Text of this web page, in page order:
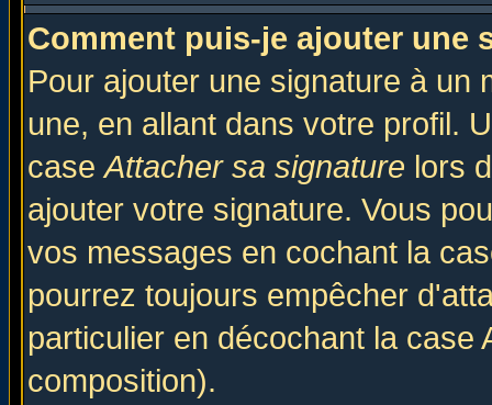
Comment puis-je ajouter une
Pour ajouter une signature à un
une, en allant dans votre profil.
caseAttacher sa signature lors
ajouter votre signature. Vous
vos messages en cochant la
pourrez toujours empêcher
particulier en décochant la
composition).